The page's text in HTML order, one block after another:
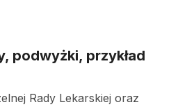
podwyżki, przykład
Rady Lekarskiej oraz